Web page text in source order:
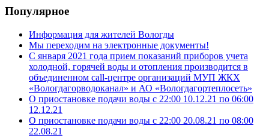
Популярное
Информация для жителей Вологды
Мы переходим на электронные документы!
С января 2021 года прием показаний приборов учета
холодной, горячей воды и отопления производится в
объединенном call-центре организаций МУП ЖКХ
«Вологдагорводоканал» и АО «Вологдагортеплосеть»
О приостановке подачи воды с 22:00 10.12.21 по 06:00
12.12.21
О приостановке подачи воды с 22:00 20.08.21 по 08:00
22.08.21